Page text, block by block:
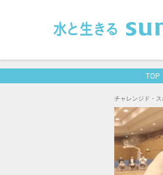
TOP
チャレンジド・ス